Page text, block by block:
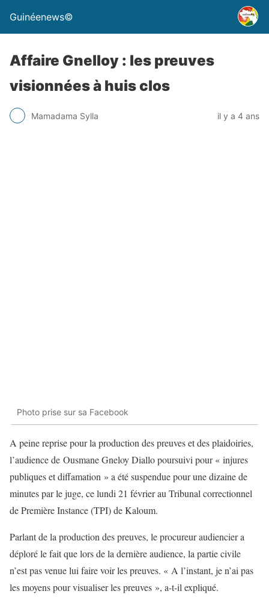
Guinéenews©
Affaire Gnelloy : les preuves
visionnées à huis clos
Mamadama Sylla il y a 4 ans
Photo prise sur sa Facebook
A peine reprise pour la production des preuves et des plaidoiries,
l’audience de Ousmane Gneloy Diallo poursuivi pour « injures
publiques et diffamation » a été suspendue pour une dizaine de
minutes par le juge, ce lundi 21 février au Tribunal correctionnel
de Première Instance (TPI) de Kaloum.
Parlant de la production des preuves, le procureur audiencier a
déploré le fait que lors de la dernière audience, la partie civile
n’est pas venue lui faire voir les preuves. « A l’instant, je n’ai pas
les moyens pour visualiser les preuves », a-t-il expliqué.